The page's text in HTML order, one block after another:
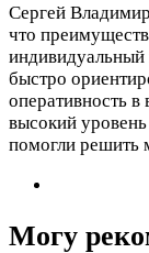
Сергей
что
индивидуальный
быстро
оперативность
высокий
помогли решить
Могу